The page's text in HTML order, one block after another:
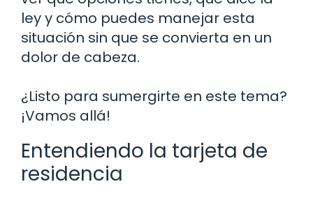
ley y cómo puedes manejar esta
situación sin que se convierta en un
dolor de cabeza.
¿Listo para sumergirte en este tema?
¡Vamos allá!
Entendiendo la tarjeta de
residencia